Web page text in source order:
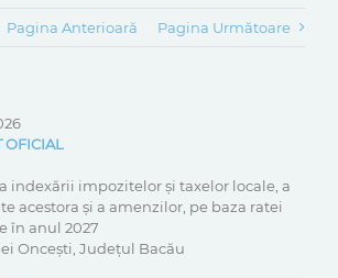
Pagina Anterioară Pagina Următoare
OFICIAL
indexării impozitelor și taxelor locale, a
acestora și a amenzilor, pe baza ratei
în anul 2027
Oncești, Județul Bacău